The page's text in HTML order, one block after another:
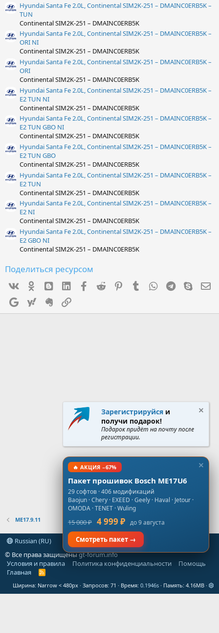
Hyundai Santa Fe 2.0L, Continental SIM2K-251 – DMAINC0ERB5K –
TUN
Continental SIM2K-251 – DMAINC0ERB5K
Hyundai Santa Fe 2.0L, Continental SIM2K-251 – DMAINC0ERB5K –
ORI NI
Continental SIM2K-251 – DMAINC0ERB5K
Hyundai Santa Fe 2.0L, Continental SIM2K-251 – DMAINC0ERB5K –
ORI
Continental SIM2K-251 – DMAINC0ERB5K
Hyundai Santa Fe 2.0L, Continental SIM2K-251 – DMAINC0ERB5K –
E2 TUN NI
Continental SIM2K-251 – DMAINC0ERB5K
Hyundai Santa Fe 2.0L, Continental SIM2K-251 – DMAINC0ERB5K –
E2 TUN GBO NI
Continental SIM2K-251 – DMAINC0ERB5K
Hyundai Santa Fe 2.0L, Continental SIM2K-251 – DMAINC0ERB5K –
E2 TUN GBO
Continental SIM2K-251 – DMAINC0ERB5K
Hyundai Santa Fe 2.0L, Continental SIM2K-251 – DMAINC0ERB5K –
E2 TUN
Continental SIM2K-251 – DMAINC0ERB5K
Hyundai Santa Fe 2.0L, Continental SIM2K-251 – DMAINC0ERB5K –
E2 NI
Continental SIM2K-251 – DMAINC0ERB5K
Hyundai Santa Fe 2.0L, Continental SIM2K-251 – DMAINC0ERB5K –
E2 GBO NI
Continental SIM2K-251 – DMAINC0ERB5K
Поделиться ресурсом
Ok mes_blogger
Linked InFacebook
Reddit PinterestTumblr WhatsAppTelegram
Skype
Google Yahoo Evernote
ME17.9.11
Russian (RU)
© Все права защищеныgt-forum.info
Условия и правила
Политика конфиденциальности
Помощь
Главная
R
S
Ширина Запросов 71 Время 0.1946s Память 4.16MB
Зарегистрируйся и
получи подарок!
Подарок придёт на почту после
регистрации.
🔥 АКЦИЯ −67%
Пакет прошивок Bosch ME17U6
29 софтов · 406 модификаций
Baojun · Chery · EXEED · Geely · Haval · Jetour ·
OMODA · TENET · Wuling
15 000 ₽ 4 999 ₽ до 9 августа
Смотреть пакет →